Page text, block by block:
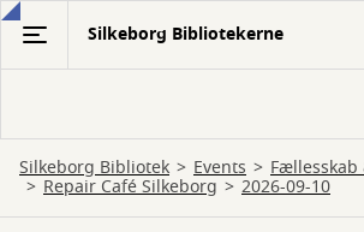
Gå
hovedindhold
Silkeborg Bibliotekerne
Silkeborg Bibliotek Events
Repair Café Silkeborg 2026-09-10